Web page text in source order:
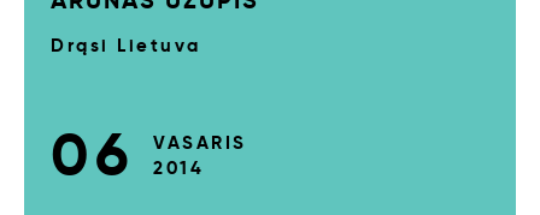
Drąsi Lietuva
06
VASARIS
2014